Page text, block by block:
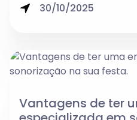
30/10/2025
Vantagens de ter